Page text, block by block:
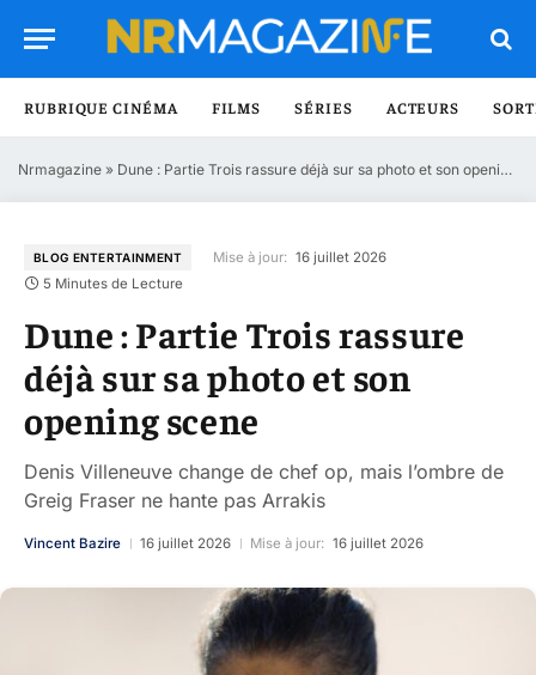
RUBRIQUE CINÉMA FILMS SÉRIES ACTEURS
Nrmagazine » Dune : Partie Trois rassure déjà sur sa photo et son opening scene
BLOG ENTERTAINMENT Mise à jour: 16 juillet 2026
5 Minutes de Lecture
Dune : Partie Trois rassure
déjà sur sa photo et son
opening scene
Denis Villeneuve change de chef op, mais l’ombre de
Greig Fraser ne hante pas Arrakis
Vincent Bazire 16 juillet 2026 Mise à jour: 16 juillet 2026